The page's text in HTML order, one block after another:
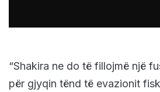
“Shakira ne do të fillojmë një
për gjyqin tënd të evazionit